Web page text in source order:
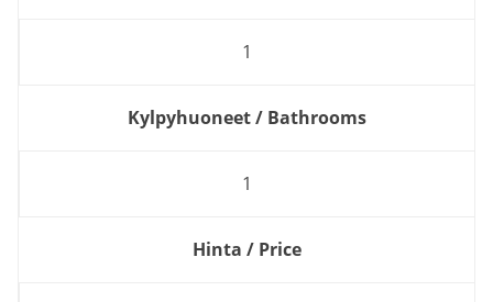
1
Kylpyhuoneet / Bathrooms
1
Hinta / Price